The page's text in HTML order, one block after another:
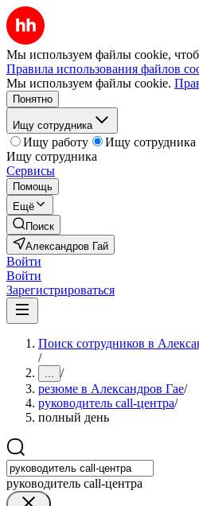
Мы используем файлы cookie,
Правила использования файлов
Мы используем файлы cookie.
Понятно
Ищу сотрудника
Ищу работу
Ищу сотрудника
Ищу сотрудника
Сервисы
Помощь
Ещё
Поиск
Александров Гай
Войти
Войти
Зарегистрироваться
Поиск сотрудников в
/
... /
резюме в Александров Гае/
руководитель call-центра/
полный день
руководитель call-центра